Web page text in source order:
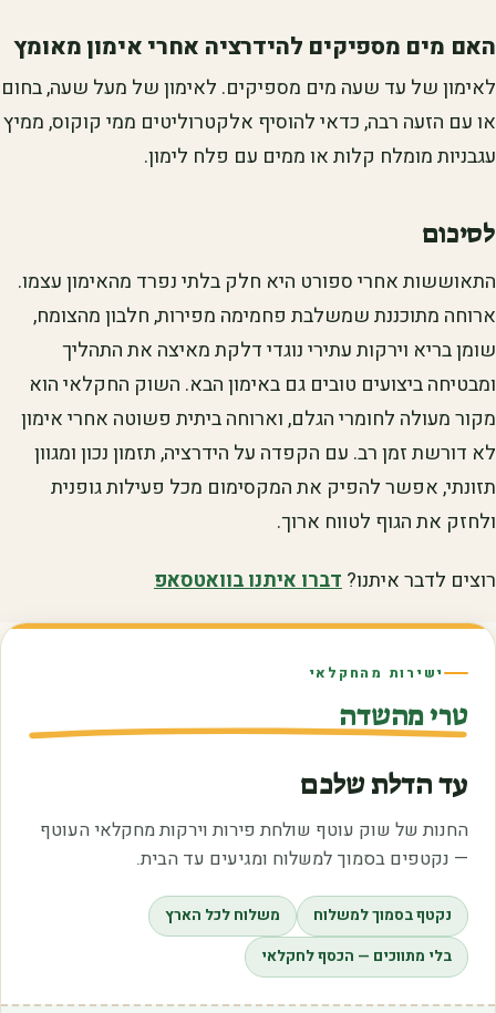
האם מים מספיקים להידרציה אחרי אימון מאומץ
לאימון של עד שעה מים מספיקים. לאימון של מעל שעה, בחום
או עם הזעה רבה, כדאי להוסיף אלקטרוליטים ממי קוקוס, ממיץ
עגבניות מומלח קלות או ממים עם פלח לימון.
לסיכום
התאוששות אחרי ספורט היא חלק בלתי נפרד מהאימון עצמו.
ארוחה מתוכננת שמשלבת פחמימה מפירות, חלבון מהצומח,
שומן בריא וירקות עתירי נוגדי דלקת מאיצה את התהליך
ומבטיחה ביצועים טובים גם באימון הבא. השוק החקלאי הוא
מקור מעולה לחומרי הגלם, וארוחה ביתית פשוטה אחרי אימון
לא דורשת זמן רב. עם הקפדה על הידרציה, תזמון נכון ומגוון
תזונתי, אפשר להפיק את המקסימום מכל פעילות גופנית
ולחזק את הגוף לטווח ארוך.
רוצים לדבר איתנו?דברו איתנו בוואטסאפ
ישירות מהחקלאי
טרי מהשדה
עד הדלת שלכם
החנות של שוק עוטף שולחת פירות וירקות מחקלאי העוטף
— נקטפים בסמוך למשלוח ומגיעים עד הבית.
נקטף בסמוך למשלוח
משלוח לכל הארץ
בלי מתווכים — הכסף לחקלאי